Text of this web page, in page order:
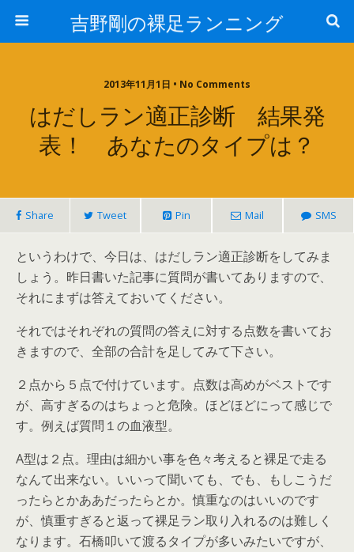
吉野剛の裸足ランニング
2013年11月1日 • No Comments
はだしラン適正診断 結果発
表！ あなたのタイプは？
Share Tweet Pin Mail SMS
というわけで、今日は、はだしラン適正診断をしてみま
しょう。昨日書いた記事に質問が書いてありますので、
それにまずは答えておいてください。
それではそれぞれの質問の答えに対する点数を書いてお
きますので、全部の合計を足してみて下さい。
２点から５点で付けています。点数は高めがベストです
が、高すぎるのはちょっと危険。ほどほどにって感じで
す。例えば質問１の血液型。
A型は２点。理由は細かい事を色々考えると裸足で走る
なんて出来ない。いいって聞いても、でも、もしこうだ
ったらとかああだったらとか。慎重なのはいいのです
が、慎重すぎると返って裸足ラン取り入れるのは難しく
なります。石橋叩いて渡るタイプが多いみたいですが、